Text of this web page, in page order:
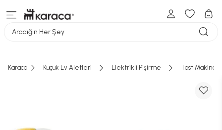
Aradığın Her Şey
Karaca Küçük Ev Aletleri Elektrikli Pişirme Tost Makinesi